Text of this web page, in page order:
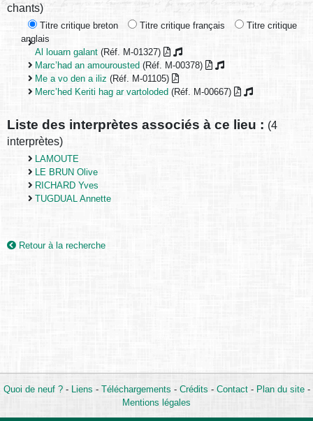
chants)
Titre critique breton Titre critique français
Titre critique
anglais
Al louarn galant (Réf. M-01327)
Marc’had an amourousted (Réf. M-00378)
Me a vo den a iliz (Réf. M-01105)
Merc’hed Keriti hag ar vartoloded (Réf. M-00667)
Liste des interprètes associés à ce lieu : (4
interprètes)
LAMOUTE
LE BRUN Olive
RICHARD Yves
TUGDUAL Annette
Retour à la recherche
Quoi de neuf ?- Liens - Téléchargements - Crédits - Contact- Plan du site-
Mentions légales